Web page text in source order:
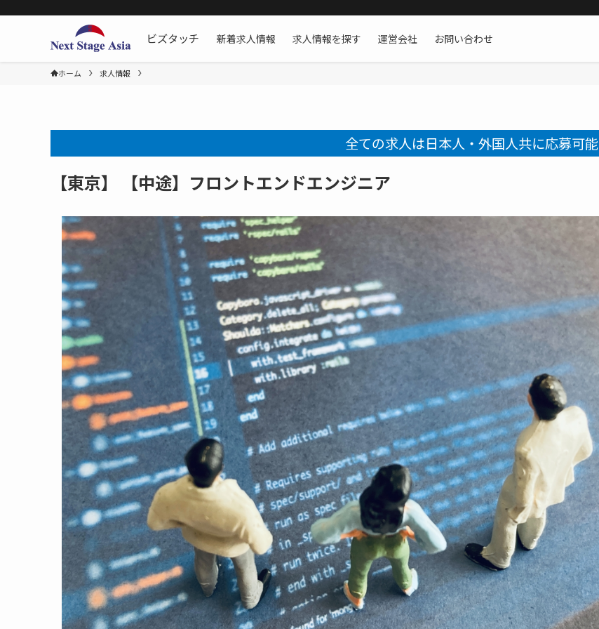
ビズタッチ
新着求人情報 求人情報を探す 運営会社 お問い合わせ
ホーム 求人情報
全ての求人は日本人・外国人共に応募可能
【東京】 【中途】フロントエンドエンジニア